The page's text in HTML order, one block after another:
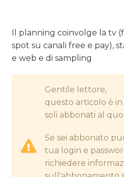
TV
RICERCHE
PREVISIONI/SCENARI
Il planning coinvolge la tv
spot su canali free e pay),
e web e di sampling
Gentile lettore,
questo articolo è
soli abbonati al
Se sei abbonato
tua login e
richiedere